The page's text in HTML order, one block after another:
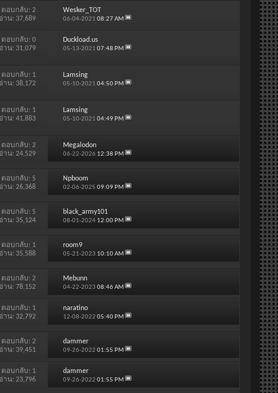
ตอบกลับ:2
าน: 37,689
Wesker_TOT
06-04-2021 08:27 AM
ตอบกลับ:0
าน: 31,079
Duckload.us
05-13-2021 07:48 PM
ตอบกลับ: 1
าน: 38,172
Lamsing
05-10-2021 04:50 PM
ตอบกลับ: 1
าน: 41,883
Lamsing
05-10-2021 04:49 PM
ตอบกลับ:2
าน: 24,529
Megalodon
06-22-2026 12:38 PM
ตอบกลับ: 5
าน: 26,368
Npboom
02-06-2025 09:09 PM
ตอบกลับ: 5
าน: 35,124
black_army101
08-01-2024 12:00 PM
ตอบกลับ: 1
าน: 35,588
room9
05-21-2023 10:10 AM
ตอบกลับ:2
าน: 78,152
Mebunn
04-22-2023 08:46 AM
ตอบกลับ: 1
าน: 32,792
naratino
12-08-2022 05:40 PM
ตอบกลับ:2
าน: 39,451
dammer
09-26-2022 01:55 PM
ตอบกลับ: 1
าน: 23,796
dammer
09-26-2022 01:55 PM